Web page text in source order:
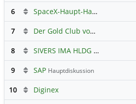
6 SpaceX-Haupt-Hauptforum
7 Der Gold Club von Susiwong
8 SIVERS IMA HLDG Hauptdiskussion
9 SAP Hauptdiskussion
10 Diginex